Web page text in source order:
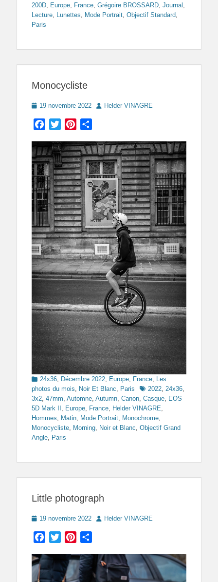
200D, Europe, France, Grégoire BROSSARD, Journal ,
Lecture, Lunettes, Mode Portrait, Objectif Standard,
Paris
Monocycliste
Posted
19 novembre 2022 AuthorHelder VINAGRE
Facebook
TwitterPinterest
Categories
24x36 Décembre 2022 Europe France Les
photos du mois
Noir Et Blanc Paris Tags2022 24x36
3x2 47mm Automne Autumn Canon Casque EOS
5D Mark II
Europe France Helder VINAGRE
Hommes
Matin Mode Portrait Monochrome
Monocycliste Morning Noir et Blanc Objectif Grand
Angle Paris
Little photograph
Posted
19 novembre 2022 AuthorHelder VINAGRE
Facebook
TwitterPinterest